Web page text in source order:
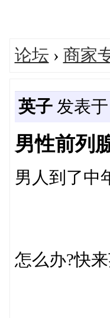
论坛 › 商家
英子发表于
男性前列
男人到了中
怎么办?快